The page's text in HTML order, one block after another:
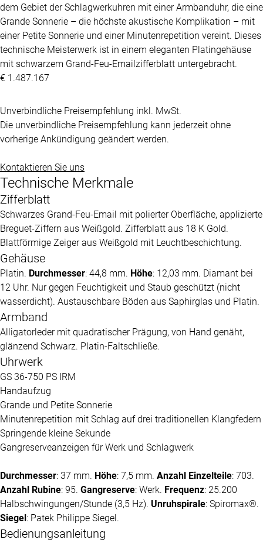
dem Gebiet der Schlagwerkuhren mit einer Armbanduhr, die eine
Grande Sonnerie – die höchste akustische Komplikation – mit
einer Petite Sonnerie und einer Minutenrepetition vereint. Dieses
technische Meisterwerk ist in einem eleganten Platingehäuse
mit schwarzem Grand-Feu-Emailzifferblatt untergebracht.
€ 1.487.167
Unverbindliche Preisempfehlung inkl. MwSt.
Die unverbindliche Preisempfehlung kann jederzeit ohne
vorherige Ankündigung geändert werden.
Kontaktieren Sie uns
Technische Merkmale
Zifferblatt
Schwarzes Grand-Feu-Email mit polierter Oberfläche, applizierte
Breguet-Ziffern aus Weißgold. Zifferblatt aus 18 K Gold.
Blattförmige Zeiger aus Weißgold mit Leuchtbeschichtung.
Gehäuse
Platin. Durchmesser: 44,8 mm. Höhe: 12,03 mm. Diamant bei
12 Uhr. Nur gegen Feuchtigkeit und Staub geschützt (nicht
wasserdicht). Austauschbare Böden aus Saphirglas und Platin.
Armband
Alligatorleder mit quadratischer Prägung, von Hand genäht,
glänzend Schwarz. Platin-Faltschließe.
Uhrwerk
GS 36-750 PS IRM
Handaufzug
Grande und Petite Sonnerie
Minutenrepetition mit Schlag auf drei traditionellen Klangfedern
Springende kleine Sekunde
Gangreserveanzeigen für Werk und Schlagwerk
Durchmesser: 37 mm. Höhe: 7,5 mm. Anzahl Einzelteile: 703.
Anzahl Rubine: 95. Gangreserve: Werk. Frequenz: 25.200
Halbschwingungen/Stunde (3,5 Hz). Unruhspirale: Spiromax®.
Siegel: Patek Philippe Siegel.
Bedienungsanleitung